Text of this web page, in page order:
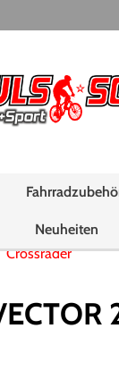
Neuheiten
Crossräder